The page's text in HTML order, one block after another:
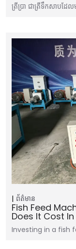
ត្រីប្រា ជាត្រីទឹកសាបដែល
ព័ត៌មាន
Fish Feed
Does It Cost
Investing in a fish